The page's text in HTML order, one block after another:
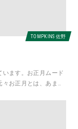
TOMPKINS 佐野
ます。お正月ムード
お正月とは、あまり